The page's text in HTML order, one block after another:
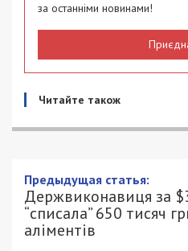
за останніми новинами!
Читайте також
Держвиконавиця за
“списала” 650 тисяч
аліментів